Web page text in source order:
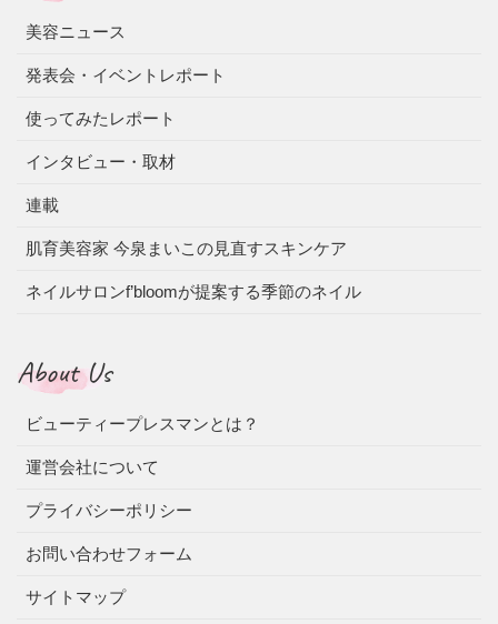
美容ニュース
発表会・イベントレポート
使ってみたレポート
インタビュー・取材
連載
肌育美容家 今泉まいこの見直すスキンケア
ネイルサロンf’bloomが提案する季節のネイル
About Us
ビューティープレスマンとは？
運営会社について
プライバシーポリシー
お問い合わせフォーム
サイトマップ